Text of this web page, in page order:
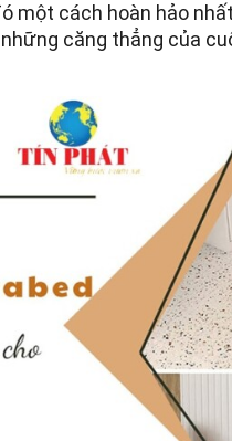
một cách hoàn hảo
căng thẳng của